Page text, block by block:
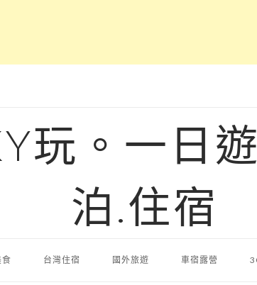
玩。一日
泊.住宿
食 台灣住宿 國外旅遊 車宿露營